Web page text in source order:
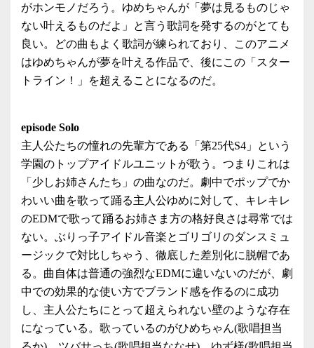
がホンモノだろう。ゆめちゃんが「夢は見るものじゃ
ない叶えるものだよ」と言う歌詞を発するのがとても
良い。どの曲もよく歌詞が練られており、このアニメ
はゆめちゃんが夢を叶える作品で、後にこの「スター
トライン！」を超えることになるのだ。
episode Solo
主人公たちの憧れの先輩方である「第25代S4」という
学園のトップアイドルユニットが歌う。つまりこれは
「少しお姉さんたち」の曲なのだ。劇中でポップでか
わいい曲を歌って踊る主人公ゆめに対して、キレキレ
のEDMで歌って踊るお姉さま方の格好良さは尋常では
ない。ぶりっ子アイドル音楽とゴリゴリのダンスミュ
ージックで対比しちゃう、徹底した差別化に脱帽であ
る。曲自体は普通の強烈なEDMに違いないのだが、劇
中での効果的な使い方でブランド感を作るのに成功
し、主人公たちにとって超えられない壁のような存在
になっている。歌っているのがひめちゃん(歌唱担当